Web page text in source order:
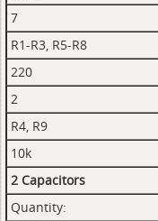
7
R1-R3, R5-R8
220
2
R4, R9
10k
2 Capacitors
Quantity: